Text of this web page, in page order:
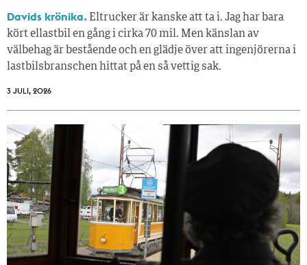
Davids krönika. Eltrucker är kanske att ta i. Jag har bara
kört ellastbil en gång i cirka 70 mil. Men känslan av
välbehag är bestående och en glädje över att ingenjörerna i
lastbilsbranschen hittat på en så vettig sak.
3 JULI, 2026